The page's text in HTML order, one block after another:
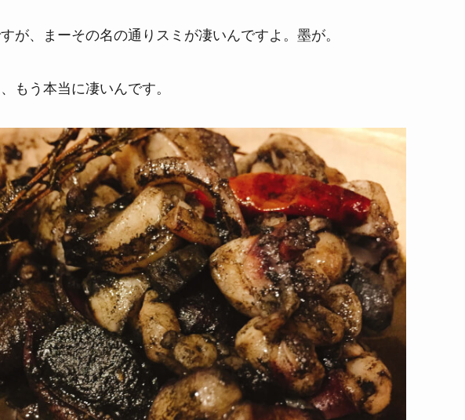
が、まーその名の通りスミが凄いんですよ。墨が。
もう本当に凄いんです。